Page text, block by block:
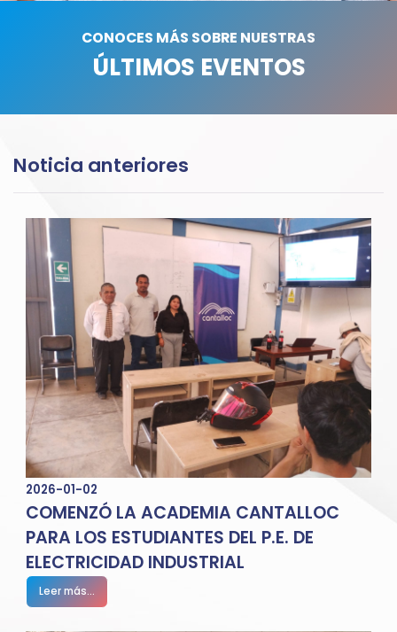
CONOCES MÁS SOBRE NUESTRAS
ÚLTIMOS EVENTOS
Noticia anteriores
2026-01-02
COMENZÓ LA ACADEMIA CANTALLOC
PARA LOS ESTUDIANTES DEL P.E. DE
ELECTRICIDAD INDUSTRIAL
Leer más...